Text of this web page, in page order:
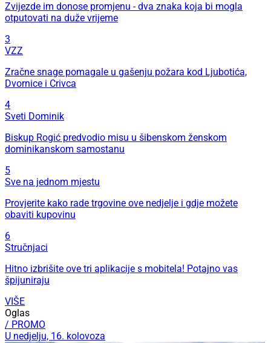
Zvijezde im donose promjenu - dva znaka koja bi mogla
otputovati na duže vrijeme
3
VZZ
Zračne snage pomagale u gašenju požara kod Ljubotića,
Dvornice i Crivca
4
Sveti Dominik
Biskup Rogić predvodio misu u šibenskom ženskom
dominikanskom samostanu
5
Sve na jednom mjestu
Provjerite kako rade trgovine ove nedjelje i gdje možete
obaviti kupovinu
6
Stručnjaci
Hitno izbrišite ove tri aplikacije s mobitela! Potajno vas
špijuniraju
VIŠE
Oglas
/ PROMO
U nedjelju, 16. kolovoza